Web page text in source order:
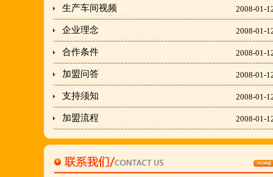
隶属于金顶鲜企业集团下属
胡羊排餐饮管理有限公司所持有.
金顶鲜宁夏特色系列胡羊排烧烤火锅复合餐厅
金顶鲜餐饮全国连锁500家,
国家注册商标,
有13年正规连锁加盟经验,
真实开店500家后,
生产车间视频 2008-01-
企业理念 2008-01-
合作条件 2008-01-
加盟问答 2008-01-
支持须知 2008-01-
加盟流程 2008-01-